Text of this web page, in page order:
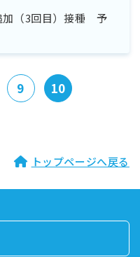
加（3回目）接種 予
9 10
トップページへ戻る